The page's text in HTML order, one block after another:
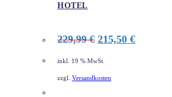
HOTEL
229,99€ Ursprünglicher
Preis
war:
215,50 €Aktueller
Preis
inkl. 19 % MwSt.
zzgl. Versandkosten